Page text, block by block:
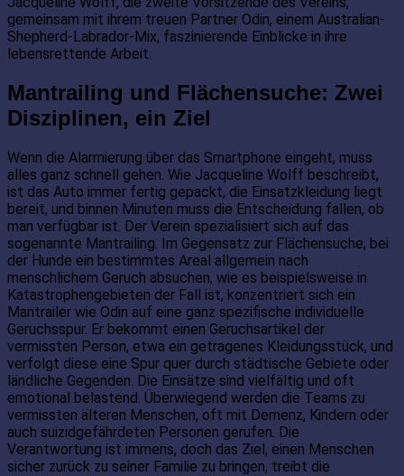
gemeinsam mit ihrem treuen Partner Odin, einem Australian-
Shepherd-Labrador-Mix, faszinierende Einblicke in ihre
lebensrettende Arbeit.
Mantrailing und Flächensuche: Zwei
Disziplinen, ein Ziel
Wenn die Alarmierung über das Smartphone eingeht, muss
alles ganz schnell gehen. Wie Jacqueline Wolff beschreibt,
ist das Auto immer fertig gepackt, die Einsatzkleidung liegt
bereit, und binnen Minuten muss die Entscheidung fallen, ob
man verfügbar ist. Der Verein spezialisiert sich auf das
sogenannte Mantrailing. Im Gegensatz zur Flächensuche, bei
der Hunde ein bestimmtes Areal allgemein nach
menschlichem Geruch absuchen, wie es beispielsweise in
Katastrophengebieten der Fall ist, konzentriert sich ein
Mantrailer wie Odin auf eine ganz spezifische individuelle
Geruchsspur. Er bekommt einen Geruchsartikel der
vermissten Person, etwa ein getragenes Kleidungsstück, und
verfolgt diese eine Spur quer durch städtische Gebiete oder
ländliche Gegenden. Die Einsätze sind vielfältig und oft
emotional belastend. Überwiegend werden die Teams zu
vermissten älteren Menschen, oft mit Demenz, Kindern oder
auch suizidgefährdeten Personen gerufen. Die
Verantwortung ist immens, doch das Ziel, einen Menschen
sicher zurück zu seiner Familie zu bringen, treibt die